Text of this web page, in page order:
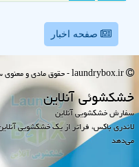
صفحه اخبار
خشكشوئی آنلاین
سفارش خشکشویی آنلاین
لاندری باکس، فراتر از یک خشکشویی
می‌دهد